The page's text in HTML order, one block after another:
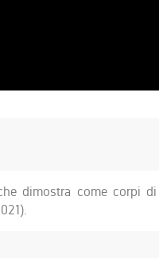
dimostra come corpi